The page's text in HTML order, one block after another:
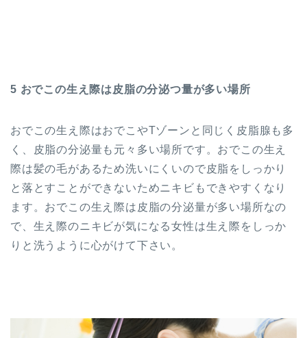
5 おでこの生え際は皮脂の分泌つ量が多い場所
おでこの生え際はおでこやTゾーンと同じく皮脂腺も多
く、皮脂の分泌量も元々多い場所です。おでこの生え
際は髪の毛があるため洗いにくいので皮脂をしっかり
と落とすことができないためニキビもできやすくなり
ます。おでこの生え際は皮脂の分泌量が多い場所なの
で、生え際のニキビが気になる女性は生え際をしっか
りと洗うように心がけて下さい。